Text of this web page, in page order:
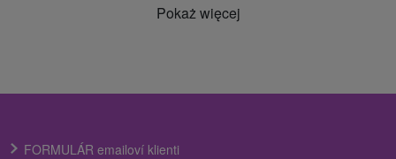
Pokaż więcej
FORMULÁR emailoví klienti